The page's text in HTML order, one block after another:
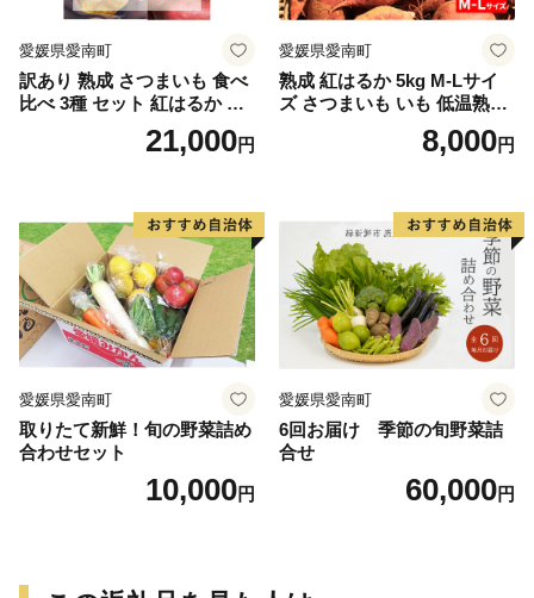
愛媛県愛南町
訳あり 熟成 さつまいも 食べ
比べ 3種 セット 紅はるか 安
納芋 シルクスイート 合計 15
kg サイズ混合 サツマイモ 焼
芋 ほしいも スイートポテト
いも天 サイズミックス 甘い
ねっとり 生芋 新芋 あんのう
いも 甘藷 べにはるか スイー
ツ 国産 糖度 産地直送 農家直
送 数量限定 21000円 愛媛 愛
南 ミッチーのおみかん畑
21,000円
愛媛県愛南町
熟成 紅はるか 5kg M-Lサイ
ズ さつまいも いも 低温熟成
完全熟成収穫 甘い 糖度 焼き
芋 やきいも スイートポテト
8,000円
愛媛県愛南町
取りたて新鮮！旬の野菜詰め
合わせセット
10,000円
愛媛県愛南町
6回お届け 季節の旬野菜詰
合せ
60,000円